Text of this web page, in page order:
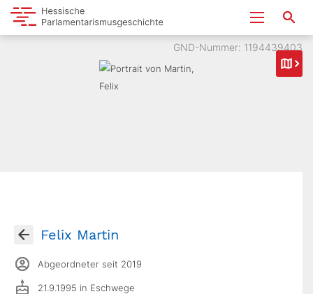
GND-Nummer: 1194439403
Felix Martin
Abgeordneter seit 2019
21.9.1995 in Eschwege